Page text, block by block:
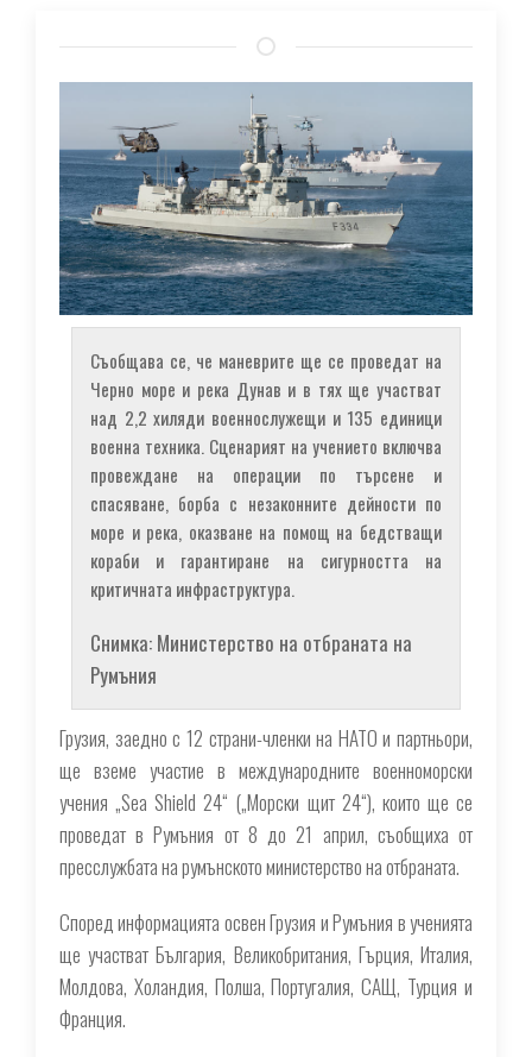
Съобщава се, че маневрите ще се проведат на
Черно море и река Дунав и в тях ще участват
над 2,2 хиляди военнослужещи и 135 единици
военна техника. Сценарият на учението включва
провеждане на операции по търсене и
спасяване, борба с незаконните дейности по
море и река, оказване на помощ на бедстващи
кораби и гарантиране на сигурността на
критичната инфраструктура.
Снимка: Министерство на отбраната на
Румъния
Грузия, заедно с 12 страни-членки на НАТО и партньори,
ще вземе участие в международните военноморски
учения „Sea Shield 24“ („Морски щит 24“), които ще се
проведат в Румъния от 8 до 21 април, съобщиха от
пресслужбата на румънското министерство на отбраната.
Според информацията освен Грузия и Румъния в ученията
ще участват България, Великобритания, Гърция, Италия,
Молдова, Холандия, Полша, Португалия, САЩ, Турция и
Франция.